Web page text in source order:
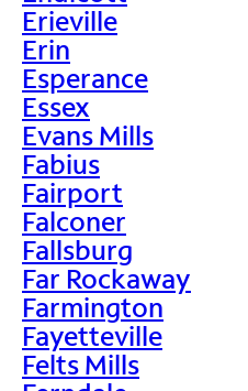
Erieville
Erin
Esperance
Essex
Evans Mills
Fabius
Fairport
Falconer
Fallsburg
Far Rockaway
Farmington
Fayetteville
Felts Mills